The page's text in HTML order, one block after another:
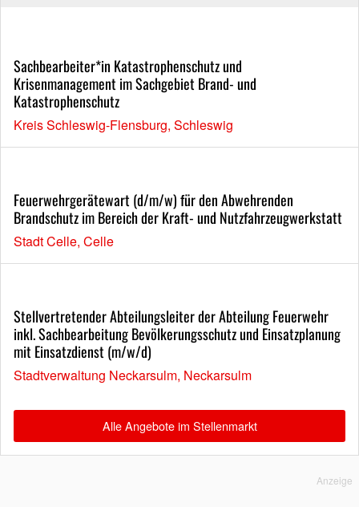
Sachbearbeiter*in Katastrophenschutz und
Krisenmanagement im Sachgebiet Brand- und
Katastrophenschutz
Kreis Schleswig-Flensburg, Schleswig
Feuerwehrgerätewart (d/m/w) für den Abwehrenden
Brandschutz im Bereich der Kraft- und Nutzfahrzeugwerkstatt
Stadt Celle, Celle
Stellvertretender Abteilungsleiter der Abteilung Feuerwehr
inkl. Sachbearbeitung Bevölkerungsschutz und Einsatzplanung
mit Einsatzdienst (m/w/d)
Stadtverwaltung Neckarsulm, Neckarsulm
Alle Angebote im Stellenmarkt
Anzeige